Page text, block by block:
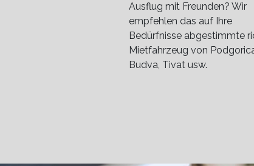
Ausflug mit Freunden? Wir
empfehlen das auf Ihre
Bedürfnisse abgestimmte
Mietfahrzeug von
Budva, Tivat usw.